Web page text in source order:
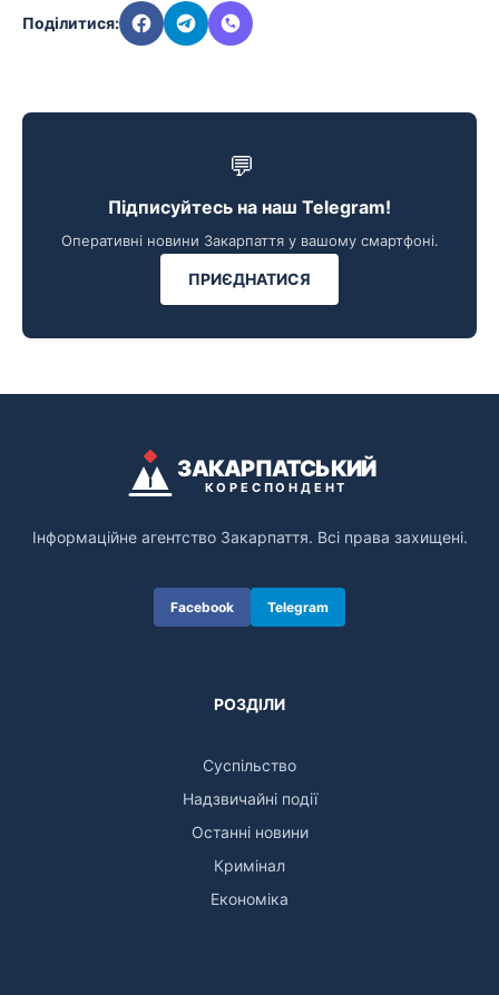
Поділитися:
💬
Підписуйтесь на наш Telegram!
Оперативні новини Закарпаття у вашому смартфоні.
ПРИЄДНАТИСЯ
ЗАКАРПАТСЬКИЙ
КОРЕСПОНДЕНТ
Інформаційне агентство Закарпаття. Всі права захищені.
Facebook Telegram
РОЗДІЛИ
Суспільство
Надзвичайні події
Останні новини
Кримінал
Економіка